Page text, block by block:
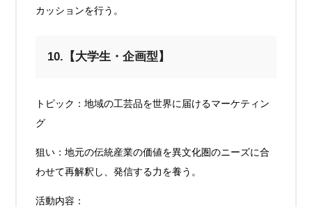
カッションを行う。
10.【大学生・企画型】
トピック：地域の工芸品を世界に届けるマーケティン
グ
狙い：地元の伝統産業の価値を異文化圏のニーズに合
わせて再解釈し、発信する力を養う。
活動内容：